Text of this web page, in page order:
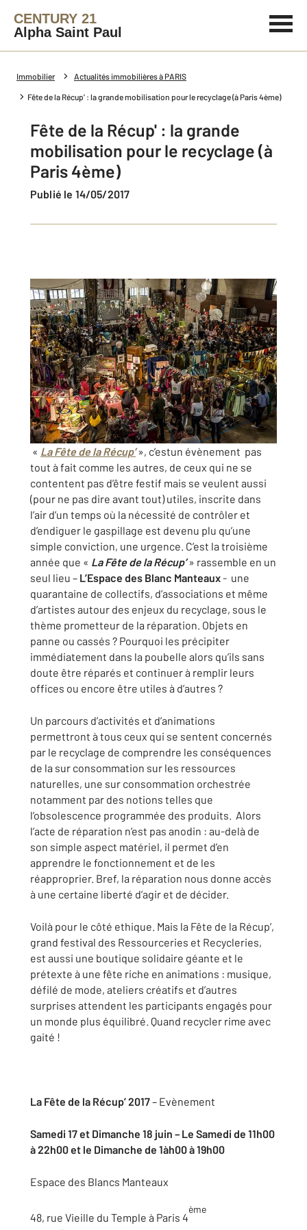
CENTURY 21
Alpha Saint Paul
Immobilier Actualités immobilières à PARIS
Fête de la Récup' : la grande mobilisation pour le recyclage (à Paris 4ème)
Fête de la Récup' : la grande
mobilisation pour le recyclage (à
Paris 4ème)
Publié le 14/05/2017
« La Fête de la Récup’», c’estun évènement pas
tout à fait comme les autres, de ceux qui ne se
contentent pas d’être festif mais se veulent aussi
(pour ne pas dire avant tout) utiles, inscrite dans
l’air d’un temps où la nécessité de contrôler et
d’endiguer le gaspillage est devenu plu qu’une
simple conviction, une urgence. C’est la troisième
année que « La Fête de la Récup’» rassemble en un
seul lieu – L’Espace des Blanc Manteaux- une
quarantaine de collectifs, d’associations et même
d’artistes autour des enjeux du recyclage, sous le
thème prometteur de la réparation. Objets en
panne ou cassés ? Pourquoi les précipiter
immédiatement dans la poubelle alors qu’ils sans
doute être réparés et continuer à remplir leurs
offices ou encore être utiles à d’autres ?
Un parcours d’activités et d’animations
permettront à tous ceux qui se sentent concernés
par le recyclage de comprendre les conséquences
de la sur consommation sur les ressources
naturelles, une sur consommation orchestrée
notamment par des notions telles que
l’obsolescence programmée des produits. Alors
l’acte de réparation n’est pas anodin : au-delà de
son simple aspect matériel, il permet d’en
apprendre le fonctionnement et de les
réapproprier. Bref, la réparation nous donne accès
à une certaine liberté d’agir et de décider.
Voilà pour le côté ethique. Mais la Fête de la Récup’,
grand festival des Ressourceries et Recycleries,
est aussi une boutique solidaire géante et le
prétexte à une fête riche en animations : musique,
défilé de mode, ateliers créatifs et d’autres
surprises attendent les participants engagés pour
un monde plus équilibré. Quand recycler rime avec
gaité !
La Fête de la Récup’ 2017– Evènement
Samedi 17 et Dimanche 18 juin – Le Samedi de 11h00
à 22h00 et le Dimanche de 1àh00 à 19h00
Espace des Blancs Manteaux
48, rue Vieille du Temple à Paris 4
ème